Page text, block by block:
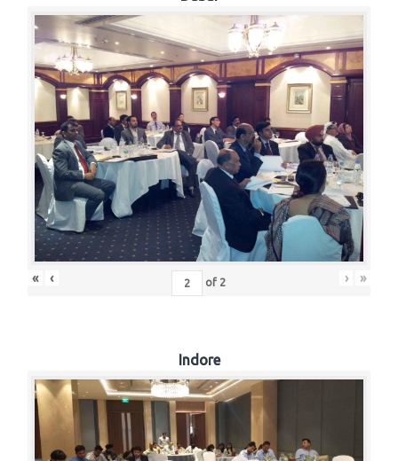
« ‹ of 2 › »
Indore